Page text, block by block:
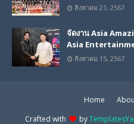
สิงหาคม 21, 2567
จัดงาน Asia
Asia
สิงหาคม 15, 2567
Home
Crafted with
by